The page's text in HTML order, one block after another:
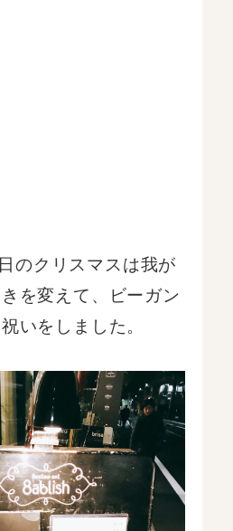
のクリスマスは我が
を変えて、ビーガン
いをしました。